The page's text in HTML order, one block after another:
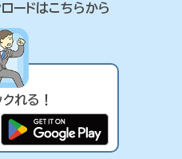
ードはこちらから
れる！